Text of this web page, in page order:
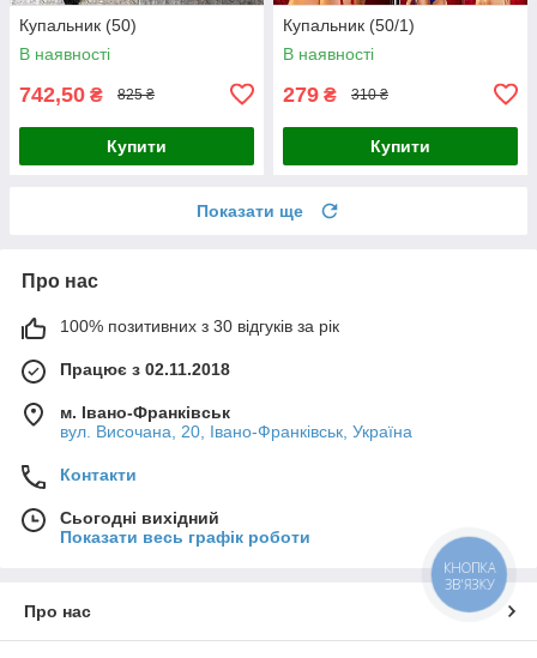
Купальник (50)
В наявності
742,50 ₴ 825 ₴
Купити
Купальник (50/1)
В наявності
279 ₴ 310 ₴
Купити
Показати ще
Про нас
100% позитивних з 30 відгуків за рік
Працює з 02.11.2018
м. Івано-Франківськ
вул. Височана, 20, Івано-Франківськ, Україна
Контакти
Сьогодні вихідний
Показати весь графік роботи
Про нас
КНОПКА
ЗВ'ЯЗКУ